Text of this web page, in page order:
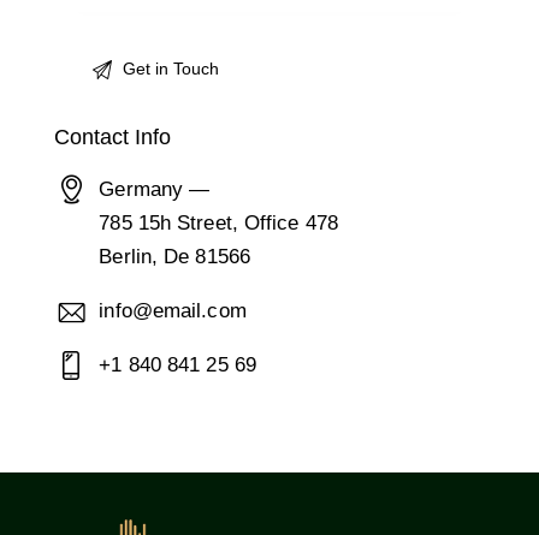
Contact Info
Germany —
785 15h Street, Office 478
Berlin, De 81566
info@email.com
+1 840 841 25 69